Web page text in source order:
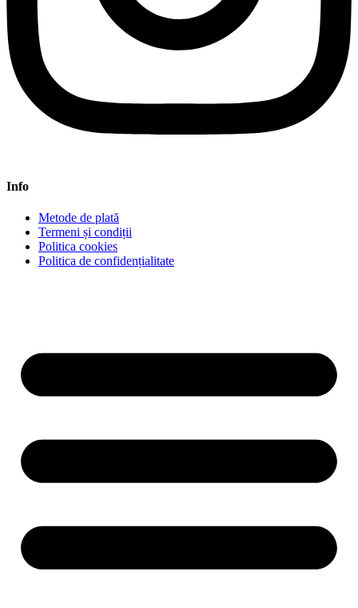
Info
Metode de plată
Termeni și condiții
Politica cookies
Politica de confidențialitate